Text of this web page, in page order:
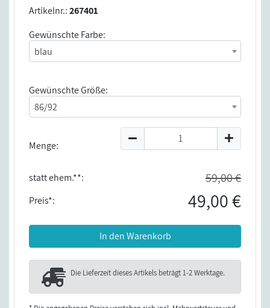
Artikelnr.:267401
Gewünschte Farbe:
blau
Gewünschte Größe:
86/92
Menge:
statt ehem.**: 59,00 €
Preis*: 49,00 €
In den Warenkorb
Die Lieferzeit dieses Artikels beträgt1-2 Werktage.